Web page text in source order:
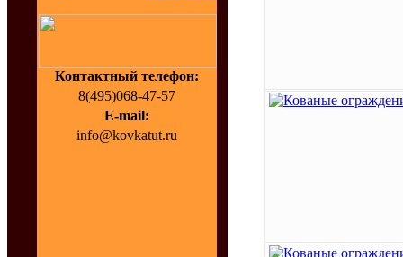
Контактный телефон:
8(495)068-47-57
E-mail:
info@kovkatut.ru